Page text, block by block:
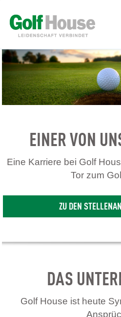
EINER VON
Eine Karriere bei Golf
Tor zum
ZU DEN
DAS
Golf House ist heute